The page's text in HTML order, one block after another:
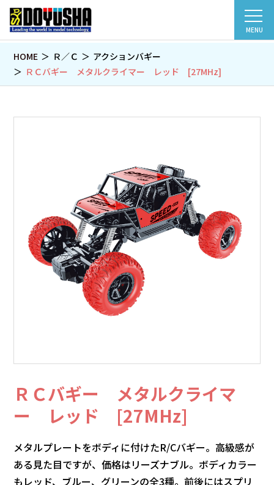
MENU
HOME Ｒ／Ｃ
アクションバギー
ＲＣバギー メタルクライマー レッド [27MHz]
ＲＣバギー メタルクライマ
ー レッド [27MHz]
メタルプレートをボディに付けたR/Cバギー。高級感が
ある見た目ですが、価格はリーズナブル。ボディカラー
もレッド、ブルー、グリーンの全3種。前後にはスプリ